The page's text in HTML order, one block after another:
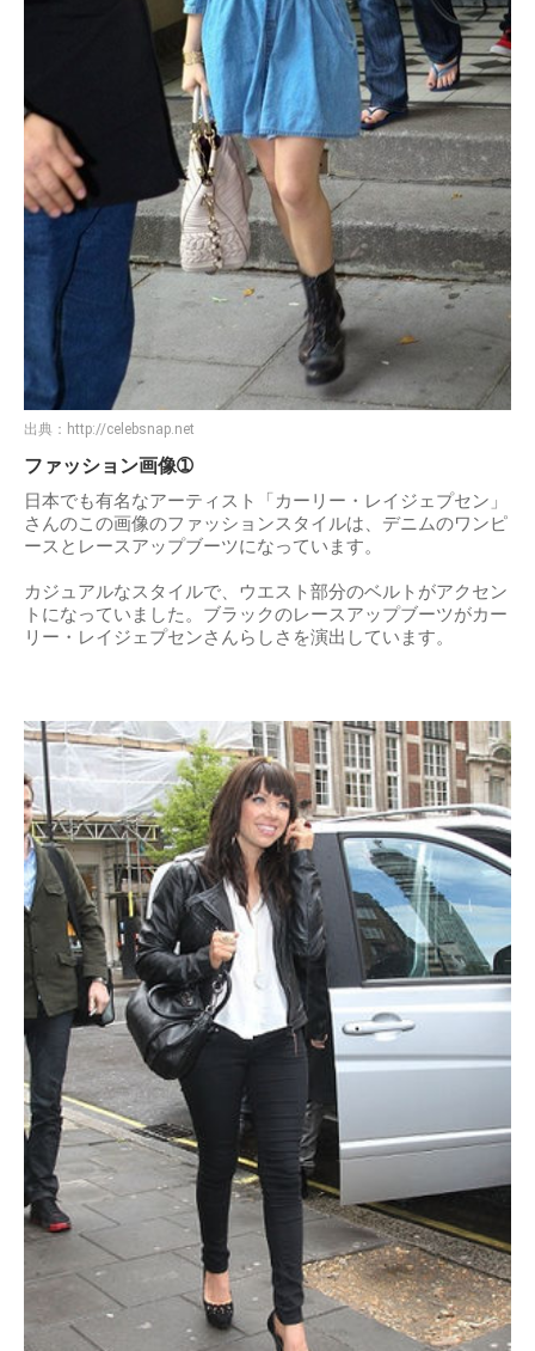
出典： http://celebsnap.net
ファッション画像➀
日本でも有名なアーティスト「カーリー・レイジェプセン」
さんのこの画像のファッションスタイルは、デニムのワンピ
ースとレースアップブーツになっています。
カジュアルなスタイルで、ウエスト部分のベルトがアクセン
トになっていました。ブラックのレースアップブーツがカー
リー・レイジェプセンさんらしさを演出しています。